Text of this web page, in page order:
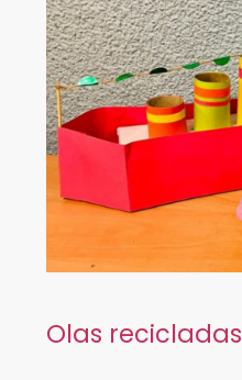
Olas recicladas